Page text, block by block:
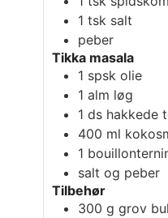
1 tsk salt
peber
Tikka masala
1 spsk olie
1 alm løg
1 ds hakkede
400 ml
1
salt og peber
Tilbehør
300 g grov